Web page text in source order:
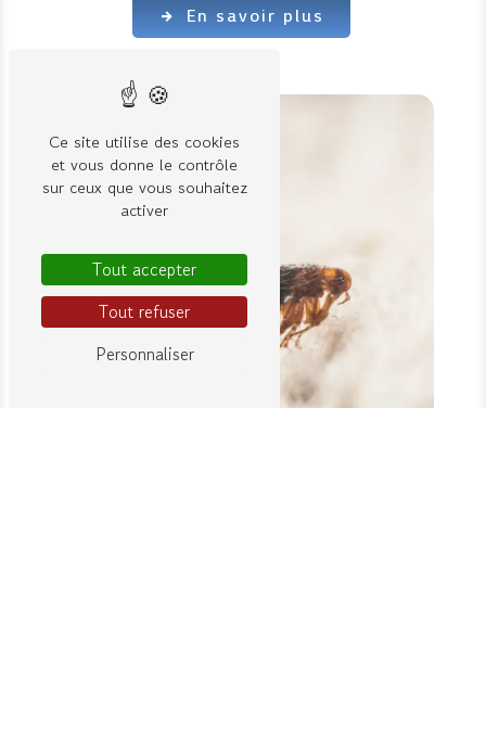
En savoir plus
Ce site utilise des cookies
et vous donne le contrôle
sur ceux que vous souhaitez
activer
Tout accepter
Tout refuser
Personnaliser